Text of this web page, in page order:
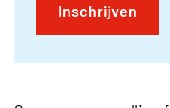
Inschrijven